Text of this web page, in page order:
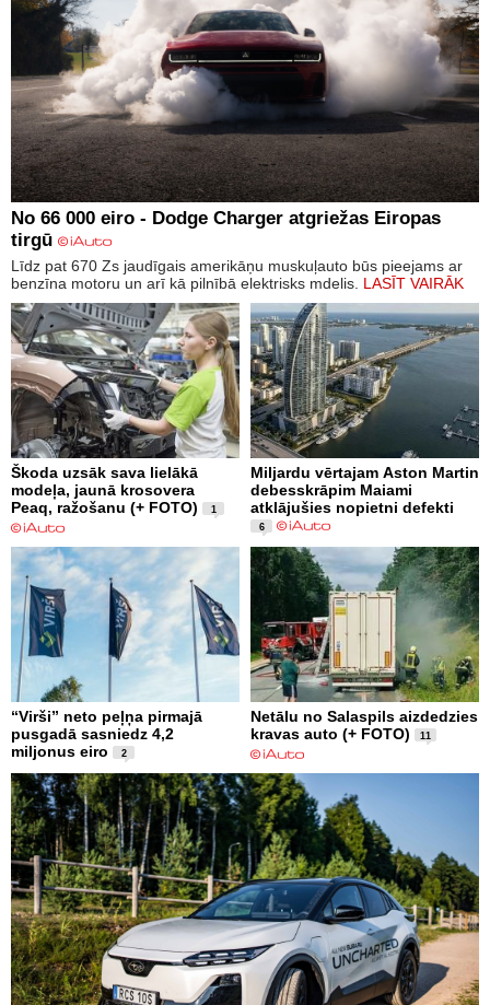
No 66 000 eiro - Dodge Charger atgriežas Eiropas
tirgū
Līdz pat 670 Zs jaudīgais amerikāņu muskuļauto būs pieejams ar
benzīna motoru un arī kā pilnībā elektrisks mdelis. LASĪT VAIRĀK
Škoda uzsāk sava lielākā
modeļa, jaunā krosovera
Peaq, ražošanu (+ FOTO)
1
Miljardu vērtajam Aston Martin
debesskrāpim Maiami
atklājušies nopietni defekti
6
“Virši” neto peļņa pirmajā
pusgadā sasniedz 4,2
miljonus eiro
2
Netālu no Salaspils aizdedzies
kravas auto (+ FOTO)
11